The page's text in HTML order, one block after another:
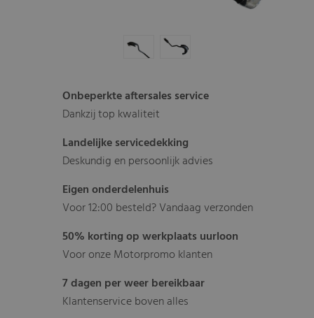
Onbeperkte aftersales service
Dankzij top kwaliteit
Landelijke servicedekking
Deskundig en persoonlijk advies
Eigen onderdelenhuis
Voor 12:00 besteld? Vandaag verzonden
50% korting op werkplaats uurloon
Voor onze Motorpromo klanten
7 dagen per weer bereikbaar
Klantenservice boven alles